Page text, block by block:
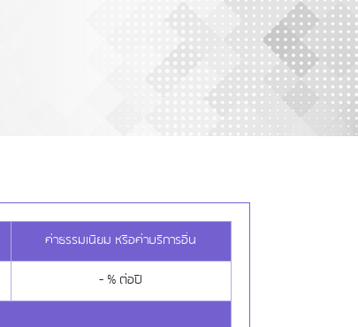
ค่าธรรมเนียม หรือค่าบริการอื่น
- % ต่อปี